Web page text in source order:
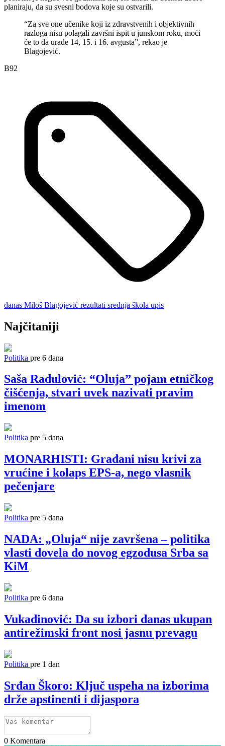
planiraju, da su svesni bodova koje su ostvarili.
“Za sve one učenike koji iz zdravstvenih i objektivnih
razloga nisu polagali završni ispit u junskom roku, moći
će to da urade 14, 15. i 16. avgusta”, rekao je
Blagojević.
B92
danas Miloš Blagojević rezultati srednja škola upis
Najčitaniji
Politika pre 6 dana
Saša Radulović: “Oluja” pojam etničkog
čišćenja, stvari uvek nazivati pravim
imenom
Politika pre 5 dana
MONARHISTI: Građani nisu krivi za
vrućine i kolaps EPS-a, nego vlasnik
pečenjare
Politika pre 5 dana
NADA: „Oluja“ nije završena – politika
vlasti dovela do novog egzodusa Srba sa
KiM
Politika pre 6 dana
Vukadinović: Da su izbori danas ukupan
antirežimski front nosi jasnu prevagu
Politika pre 1 dan
Srđan Škoro: Ključ uspeha na izborima
drže apstinenti i dijaspora
0 Komentara